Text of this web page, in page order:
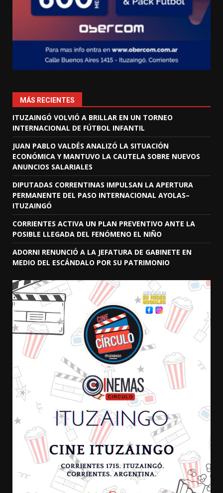
MÁS RECIENTES
ITUZAINGÓ VOLVIÓ A BRILLAR EN UN TORNEO
INTERNACIONAL DE FÚTBOL INFANTIL
JUAN PABLO VALDÉS ANALIZÓ LA SITUACIÓN
ECONÓMICA Y MANTUVO LA CAUTELA SOBRE NUEVOS
ANUNCIOS SALARIALES
DIPUTADAS CORRENTINAS IMPULSAN LA APERTURA
PERMANENTE DEL PASO INTERNACIONAL AYOLAS–
ITUZAINGÓ
CORRIENTES ACTIVA UN PLAN PREVENTIVO ANTE LA
POSIBLE LLEGADA DEL FENÓMENO EL NIÑO
ADORNI RENUNCIÓ A LA JEFATURA DE GABINETE EN
MEDIO DEL ESCÁNDALO POR SU PATRIMONIO